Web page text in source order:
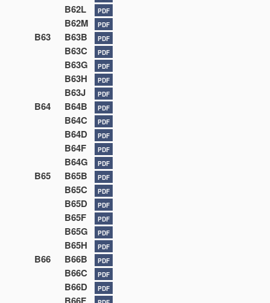
B62L PDF
B62M PDF
B63 B63B PDF
B63C PDF
B63G PDF
B63H PDF
B63J PDF
B64 B64B PDF
B64C PDF
B64D PDF
B64F PDF
B64G PDF
B65 B65B PDF
B65C PDF
B65D PDF
B65F PDF
B65G PDF
B65H PDF
B66 B66B PDF
B66C PDF
B66D PDF